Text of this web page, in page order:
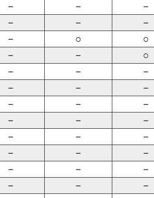
－ － －
－ － －
－ ○ ○
－ － ○
－ － －
－ － －
－ － －
－ － －
－ － －
－ － －
－ － －
－ － －